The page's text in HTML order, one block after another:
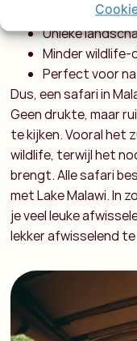
Koeler klimaat
Unieke
Minder
Perfect voor
Dus, een safari in
Geen drukte, maar
te kijken. Vooral het
wildlife, terwijl het
brengt. Alle safari
met Lake Malawi. In
je veel leuke
lekker afwisselend te